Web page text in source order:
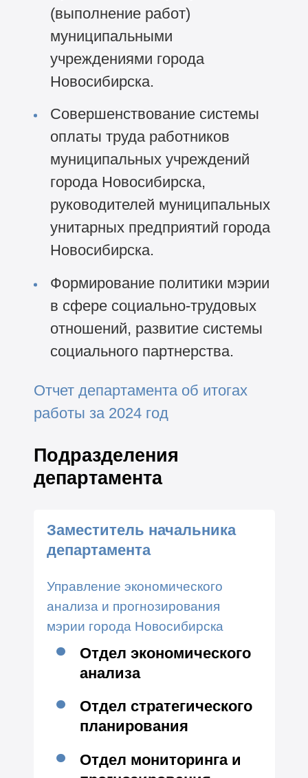
(выполнение работ)
муниципальными
учреждениями города
Новосибирска.
Совершенствование системы
оплаты труда работников
муниципальных учреждений
города Новосибирска,
руководителей муниципальных
унитарных предприятий города
Новосибирска.
Формирование политики мэрии
в сфере социально-трудовых
отношений, развитие системы
социального партнерства.
Отчет департамента об итогах
работы за 2024 год
Подразделения
департамента
Заместитель начальника
департамента
Управление экономического
анализа и прогнозирования
мэрии города Новосибирска
Отдел экономического
анализа
Отдел стратегического
планирования
Отдел мониторинга и